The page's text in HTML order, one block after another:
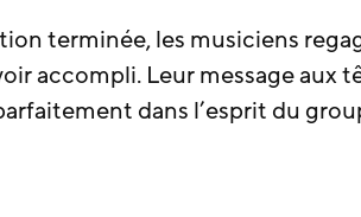
terminée, les musiciens
accompli. Leur message aux
dans l’esprit du